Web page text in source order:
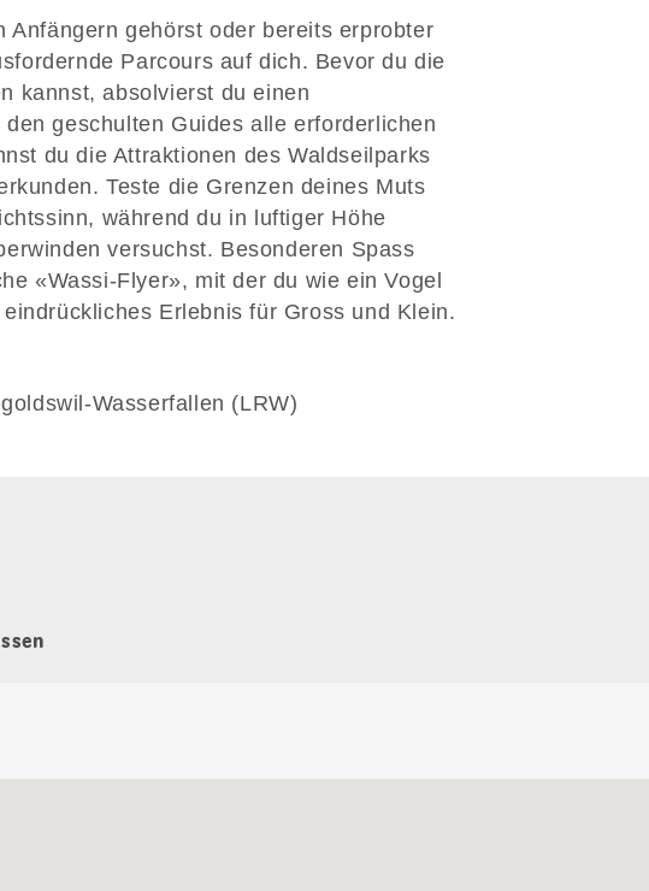
Anfängern gehörst oder bereits erprobter
Parcours auf dich. Bevor du die
kannst, absolvierst du einen
geschulten Guides alle erforderlichen
du die Attraktionen des Waldseilparks
Teste die Grenzen deines Muts
während du in luftiger Höhe
versuchst. Besonderen Spass
«Wassi-Flyer», mit der du wie ein Vogel
Erlebnis für Gross und Klein.
Wasserfallen (LRW)